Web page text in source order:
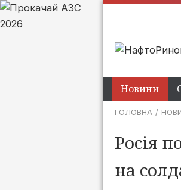
Новини
ГОЛОВНА
Росія
на